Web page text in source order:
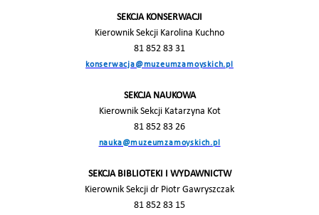
SEKCJA KONSERWACJI
Kierownik Sekcji Karolina Kuchno
81 852 83 31
konserwacja@muzeumzamoyskich.pl
SEKCJA NAUKOWA
Kierownik Sekcji Katarzyna Kot
81 852 83 26
nauka@muzeumzamoyskich.pl
SEKCJA BIBLIOTEKI I WYDAWNICTW
Kierownik Sekcji dr Piotr Gawryszczak
81 852 83 15